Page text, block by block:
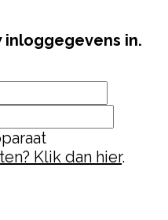
inloggegevens in.
Klik dan hier.